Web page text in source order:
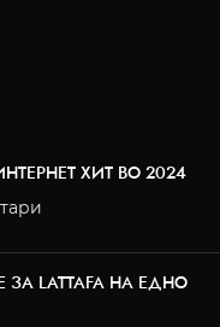
ХИТ ВО 2024
LATTAFA НА ЕДНО